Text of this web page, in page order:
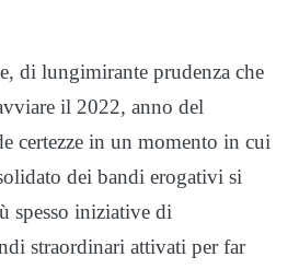
di lungimirante prudenza che
il 2022, anno del
certezze in un momento in cui
dei bandi erogativi si
spesso iniziative di
straordinari attivati per far